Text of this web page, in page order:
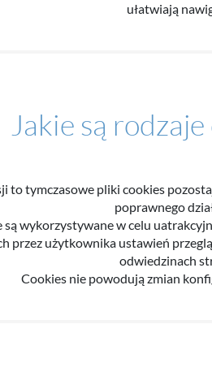
ułatwiają
Jakie są
to tymczasowe pliki cookies
poprawnego
są wykorzystywane w celu
przez użytkownika ustawień
odwiedzinach
Cookies nie powodują zmian